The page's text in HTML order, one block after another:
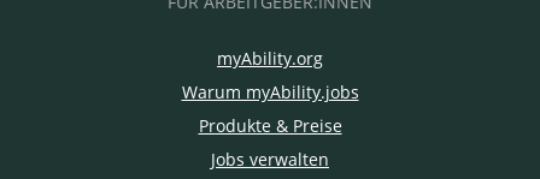
myAbility.org
Warum myAbility.jobs
Produkte & Preise
Jobs verwalten